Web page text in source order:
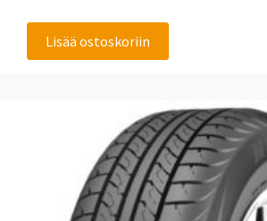
Lisää ostoskoriin